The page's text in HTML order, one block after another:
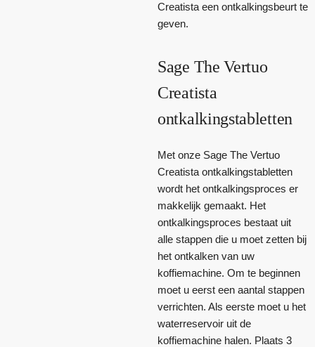
Creatista een ontkalkingsbeurt te
geven.
Sage The Vertuo
Creatista
ontkalkingstabletten
Met onze Sage The Vertuo
Creatista ontkalkingstabletten
wordt het ontkalkingsproces er
makkelijk gemaakt. Het
ontkalkingsproces bestaat uit
alle stappen die u moet zetten bij
het ontkalken van uw
koffiemachine. Om te beginnen
moet u eerst een aantal stappen
verrichten. Als eerste moet u het
waterreservoir uit de
koffiemachine halen. Plaats 3